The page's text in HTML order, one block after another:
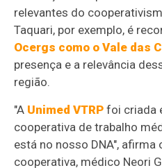
relevantes do
Taquari, por exemplo, é
Ocergs como o Vale das
presença e a relevância
região.
"A Unimed VTRP foi criada
cooperativa de trabalho
está no nosso DNA", afirma
cooperativa, médico Neori